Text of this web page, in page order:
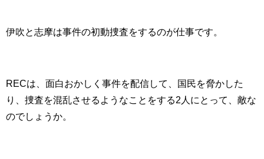
伊吹と志摩は事件の初動捜査をするのが仕事です。
RECは、面白おかしく事件を配信して、国民を脅かした
り、捜査を混乱させるようなことをする2人にとって、敵な
のでしょうか。